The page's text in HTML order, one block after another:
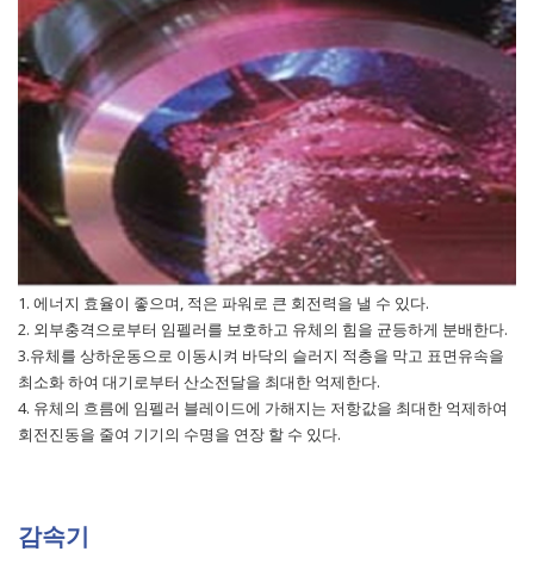
1. 에너지 효율이 좋으며, 적은 파워로 큰 회전력을 낼 수 있다.
2. 외부충격으로부터 임펠러를 보호하고 유체의 힘을 균등하게 분배한다.
3.유체를 상하운동으로 이동시켜 바닥의 슬러지 적층을 막고 표면유속을
최소화 하여 대기로부터 산소전달을 최대한 억제한다.
4. 유체의 흐름에 임펠러 블레이드에 가해지는 저항값을 최대한 억제하여
회전진동을 줄여 기기의 수명을 연장 할 수 있다.
감속기